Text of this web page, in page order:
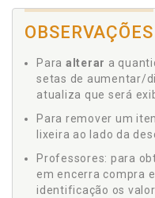
OBSERVAÇÕES
Para alterar a
setas de aumentar/
atualiza que será
Para remover um
lixeira ao lado da
Professores: para
em encerra compra
identificação os